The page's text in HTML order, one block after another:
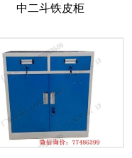
中二斗铁皮柜